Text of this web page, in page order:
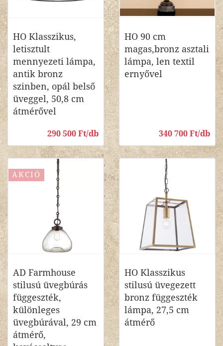
HO Klasszikus,
letisztult
mennyezeti lámpa,
antik bronz
szinben, opál belső
üveggel, 50,8 cm
átmérővel
290 500 Ft/db
HO 90 cm
magas,bronz asztali
lámpa, len textil
ernyővel
340 700 Ft/db
AKCIÓ
AD Farmhouse
stilusú üvegbúrás
függeszték,
különleges
üvegbúrával, 29 cm
átmérő,
HO Klasszikus
stilusú üvegezett
bronz függeszték
lámpa, 27,5 cm
átmérő